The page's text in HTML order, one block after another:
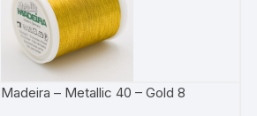
Madeira – Metallic 40 – Gold 8